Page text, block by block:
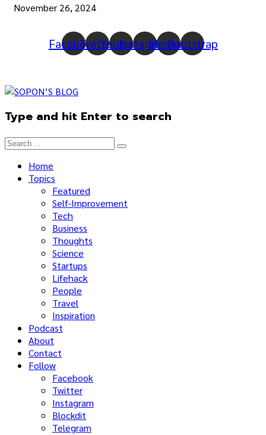
November 26, 2024
FacebookTwitterYoutubeInstagram
Medium
Bootstrap
Type and hit Enter to search
Home
Topics
Featured
Self-Improvement
Tech
Business
Thoughts
Science
Startups
Lifehack
People
Travel
Inspiration
Podcast
About
Contact
Follow
Facebook
Twitter
Instagram
Blockdit
Telegram